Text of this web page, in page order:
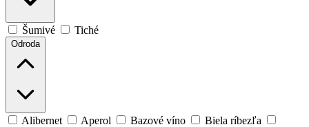
Šumivé Tiché
Odroda
Alibernet Aperol Bazové víno
Biela ríbezľa